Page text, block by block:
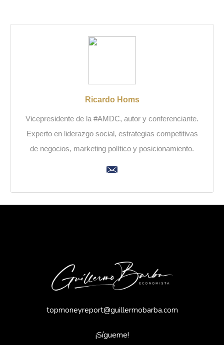
Ricardo Homs
Vicepresidente de la #AMDC, autor y conferenciante.
Experto en liderazgo social, estrategias competitivas
de negocios, marketing político y posicionamiento.
topmoneyreport@guillermobarba.com
¡Sígueme!